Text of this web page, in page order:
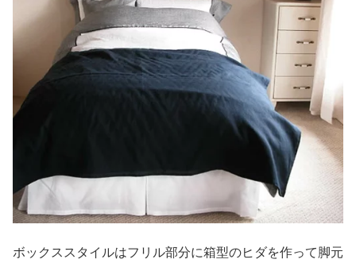
ボックススタイルはフリル部分に箱型のヒダを作って脚元